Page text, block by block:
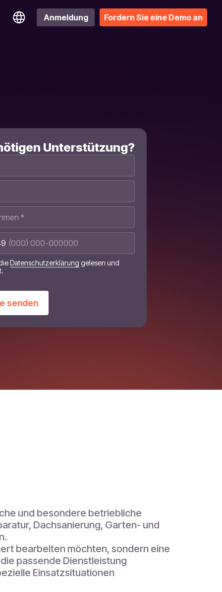
Fordern Sie eine Demo an
Anmeldung
Unterstützung?
Datenschutzerklärung gelesen und
senden
und besondere betriebliche
Dachsanierung, Garten- und
bearbeiten möchten, sondern eine
passende Dienstleistung
Einsatzsituationen